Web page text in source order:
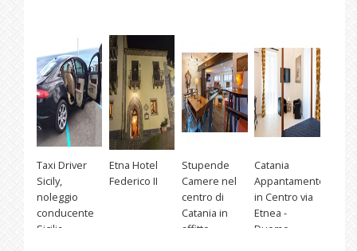
Taxi Driver
Sicily,
noleggio
conducente
Sicilia
Etna Hotel
Federico II
Stupende
Camere nel
centro di
Catania in
affitto
Catania
Appantamento
in Centro via
Etnea -
Duomo